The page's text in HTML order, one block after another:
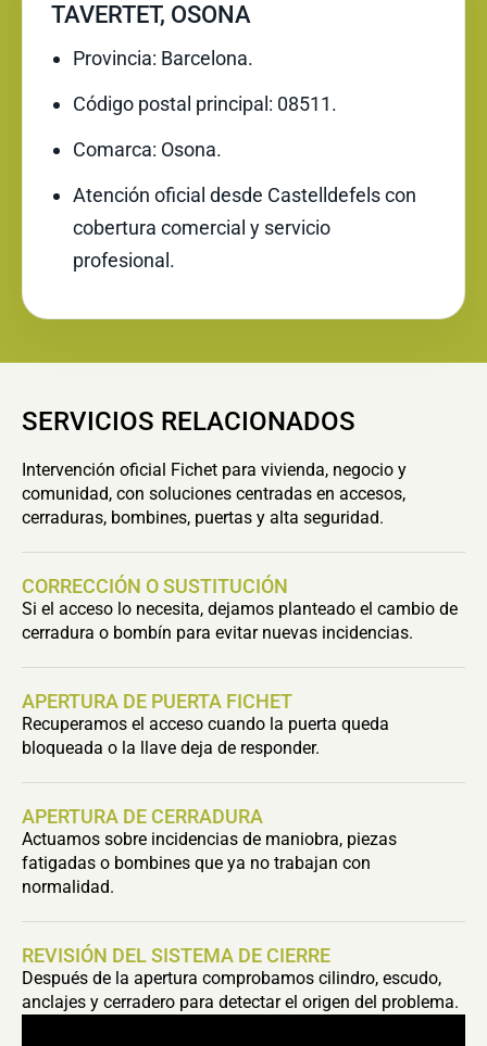
TAVERTET, OSONA
Provincia: Barcelona.
Código postal principal: 08511.
Comarca: Osona.
Atención oficial desde Castelldefels con
cobertura comercial y servicio
profesional.
SERVICIOS RELACIONADOS
Intervención oficial Fichet para vivienda, negocio y
comunidad, con soluciones centradas en accesos,
cerraduras, bombines, puertas y alta seguridad.
CORRECCIÓN O SUSTITUCIÓN
Si el acceso lo necesita, dejamos planteado el cambio de
cerradura o bombín para evitar nuevas incidencias.
APERTURA DE PUERTA FICHET
Recuperamos el acceso cuando la puerta queda
bloqueada o la llave deja de responder.
APERTURA DE CERRADURA
Actuamos sobre incidencias de maniobra, piezas
fatigadas o bombines que ya no trabajan con
normalidad.
REVISIÓN DEL SISTEMA DE CIERRE
Después de la apertura comprobamos cilindro, escudo,
anclajes y cerradero para detectar el origen del problema.